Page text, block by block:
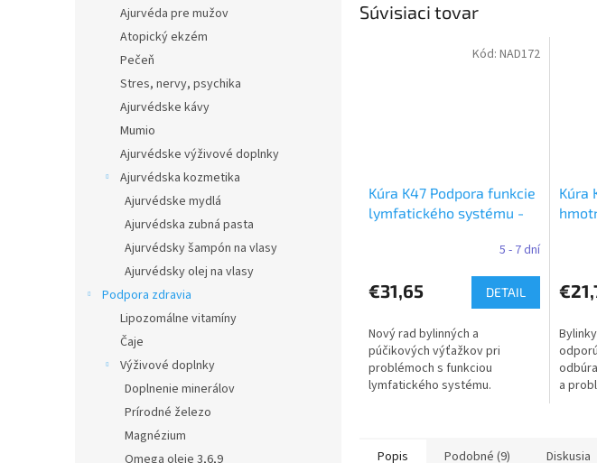
Ajurvéda pre mužov
Atopický ekzém
Pečeň
Stres, nervy, psychika
Ajurvédske kávy
Mumio
Ajurvédske výživové doplnky
Ajurvédska kozmetika
Ajurvédske mydlá
Ajurvédska zubná pasta
Ajurvédsky šampón na vlasy
Ajurvédsky olej na vlasy
Podpora zdravia
Lipozomálne vitamíny
Čaje
Výživové doplnky
Doplnenie minerálov
Prírodné železo
Magnézium
Omega oleje 3,6,9
Súvisiaci tovar
Kúra K47 Podpora funkcie
lymfatického systému -
5 - 7 dní
€31,65 DETAIL
Nový rad bylinných a
púčikových výťažkov pri
problémoch s funkciou
lymfatického systému.
Kód: NAD172
Kúra
a
Popis Podobné (9) Diskusia